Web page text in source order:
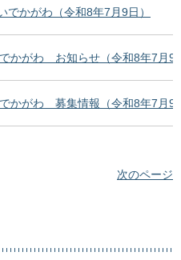
でかがわ（令和8年7月9日）
かがわ お知らせ（令和8年7月9
かがわ 募集情報（令和8年7月9
次のページ